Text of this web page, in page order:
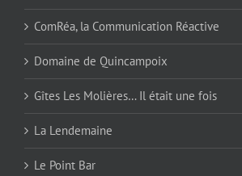
ComRéa, la Communication Réactive
Domaine de Quincampoix
Gîtes Les Molières… Il était une fois
La Lendemaine
Le Point Bar